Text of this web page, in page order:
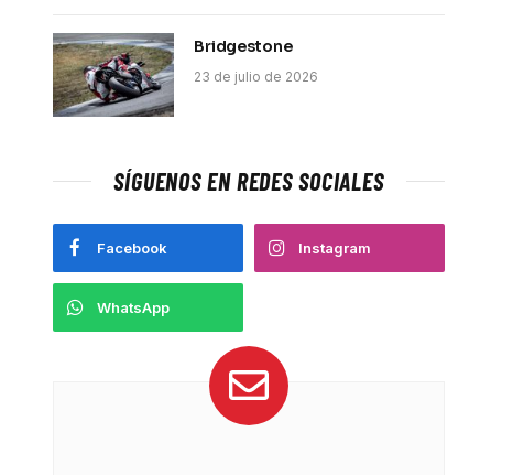
Bridgestone
23 de julio de 2026
SÍGUENOS EN REDES SOCIALES
Facebook Instagram
WhatsApp